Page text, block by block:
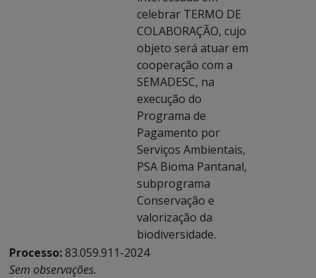
celebrar TERMO DE
COLABORAÇÃO, cujo
objeto será atuar em
cooperação com a
SEMADESC, na
execução do
Programa de
Pagamento por
Serviços Ambientais,
PSA Bioma Pantanal,
subprograma
Conservação e
valorização da
biodiversidade.
Processo:83.059.911-2024
Sem observações.